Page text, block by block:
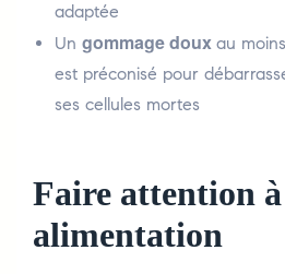
adaptée
Un gommage doux au
est préconisé pour
ses cellules mortes
Faire attention à
alimentation